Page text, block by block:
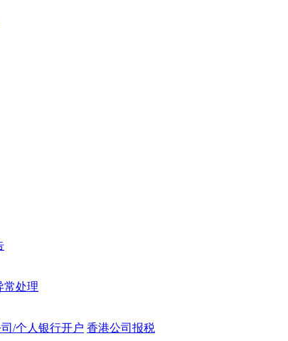
常处理
/个人银行开户 香港公司报税